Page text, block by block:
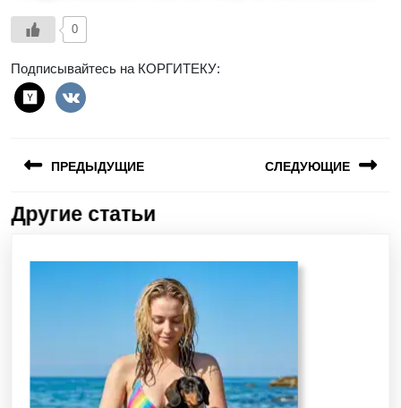
0
Подписывайтесь на КОРГИТЕКУ:
ПРЕДЫДУЩИЕ СЛЕДУЮЩИЕ
Другие статьи